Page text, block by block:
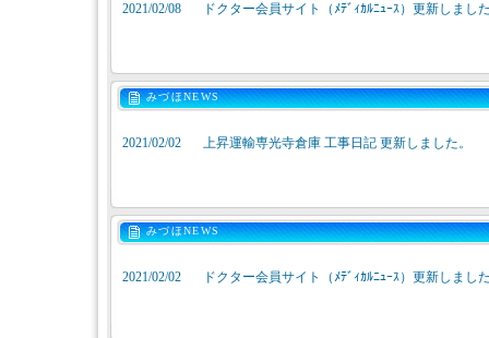
2021/02/08 ドクター会員サイト（ﾒﾃﾞｨｶﾙﾆｭｰｽ）更新しまし
みづほNEWS
2021/02/02 上昇運輸専光寺倉庫 工事日記 更新しました。
みづほNEWS
2021/02/02 ドクター会員サイト（ﾒﾃﾞｨｶﾙﾆｭｰｽ）更新しまし